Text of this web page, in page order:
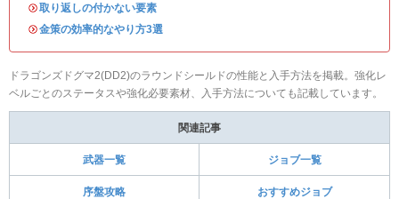
・取り返しの付かない要素
・金策の効率的なやり方3選
ドラゴンズドグマ2(DD2)のラウンドシールドの性能と入手方法を掲載。強化レ
ベルごとのステータスや強化必要素材、入手方法についても記載しています。
関連記事
武器一覧 ジョブ一覧
序盤攻略 おすすめジョブ